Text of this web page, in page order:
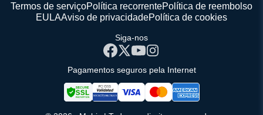
Termos de serviçoPolítica recorrentePolítica de reembolso
EULAAviso de privacidadePolítica de cookies
Siga-nos
Pagamentos seguros pela Internet